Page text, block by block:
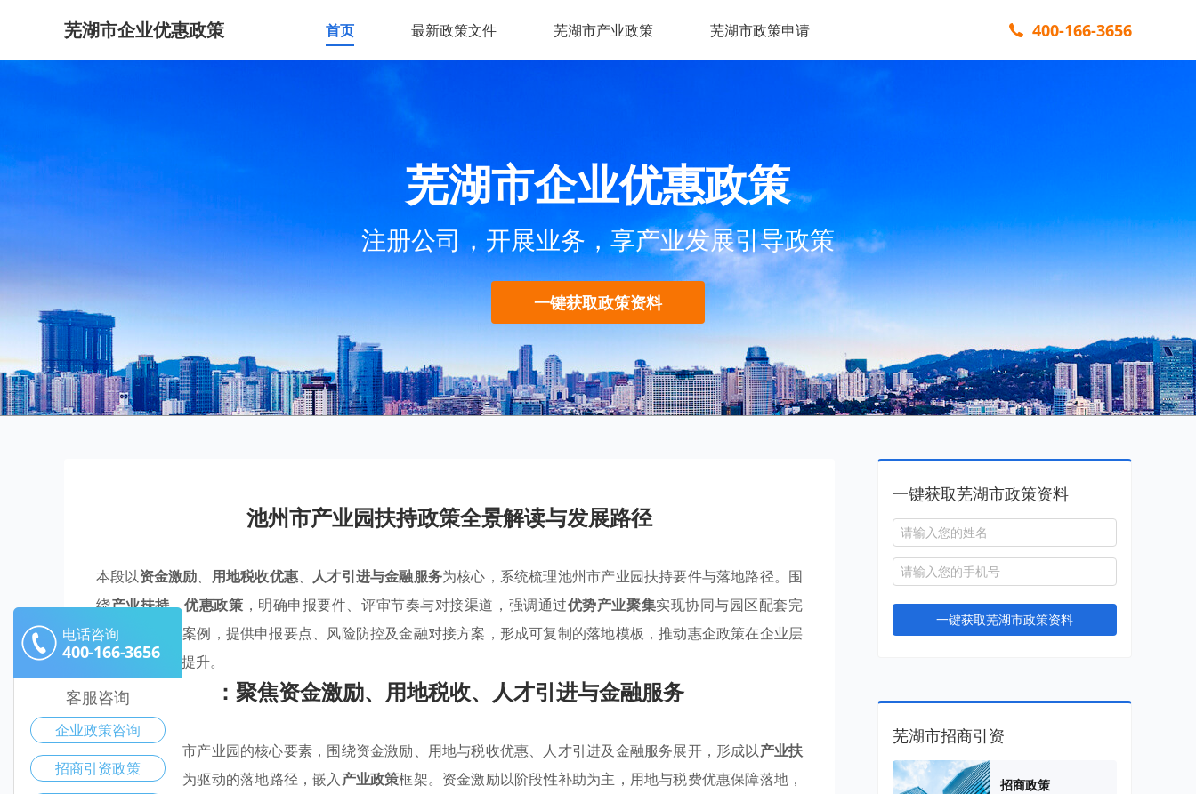
芜湖市企业优惠政策 首页 最新政策文件 芜湖市产业政策 芜湖市政策申请 400-166-3656
芜湖市企业优惠政策
注册公司，开展业务，享产业发展引导政策
一键获取政策资料
池州市产业园扶持政策全景解读与发展路径
本段以资金激励、 用地税收优惠、 人才引进与金融服务为核心，系统梳理池州市产业园扶持要件与落地路径。围
绕产业扶持、优惠政策 ，明确申报要件、评审节奏与对接渠道，强调通过优势产业聚集实现协同与园区配套完
善。结合实操案例，提供申报要点、风险防控及金融对接方案，形成可复制的落地模板，推动惠企政策在企业层
面的落地效能提升。
：聚焦资金激励、用地税收、人才引进与金融服务
本段聚焦池州市产业园的核心要素，围绕资金激励、用地与税收优惠、人才引进及金融服务展开，形成以产业扶
持、优惠政策 为驱动的落地路径，嵌入产业政策框架。资金激励以阶段性补助为主，用地与税费优惠保障落地，
一键获取芜湖市政策资料
一键获取芜湖市政策资料
芜湖市招商引资
招商政策
电话咨询
400-166-3656
客服咨询
企业政策咨询
招商引资政策